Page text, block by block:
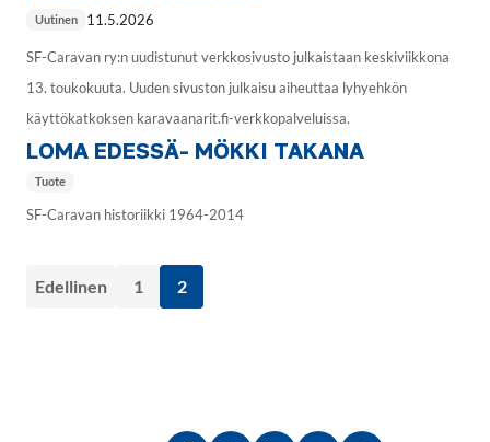
Uutinen 11.5.2026
SF-Caravan ry:n uudistunut verkkosivusto julkaistaan keskiviikkona
13. toukokuuta. Uuden sivuston julkaisu aiheuttaa lyhyehkön
käyttökatkoksen karavaanarit.fi-verkkopalveluissa.
LOMA EDESSÄ- MÖKKI TAKANA
Tuote
SF-Caravan historiikki 1964-2014
Edellinen 1 2